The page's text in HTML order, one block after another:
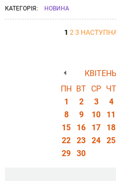
КАТЕГОРІЯ: НОВИНА
1 2 3 НАСТУПНА
ПН ВТ СР ЧТ
1
2 3 4
8
9 10 11
15
16 17 18
22
23 24 25
29
30